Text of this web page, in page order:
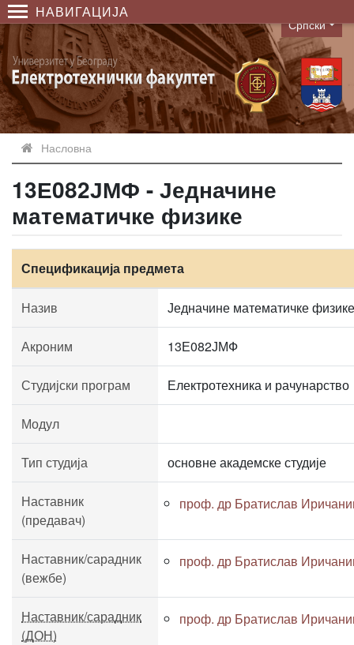
НАВИГАЦИЈА
Language
Српски
Насловна
13Е082ЈМФ - Једначине
математичке физике
Спецификација предмета
Назив Једначине математичке физике
Акроним 13Е082ЈМФ
Студијски програм Електротехника и рачунарство
Модул
Тип студија основне академске студије
Наставник
(предавач)
проф. др Братислав
Наставник/сарадник
(вежбе)
проф. др Братислав
Наставник/сарадник
(ДОН)
проф. др Братислав